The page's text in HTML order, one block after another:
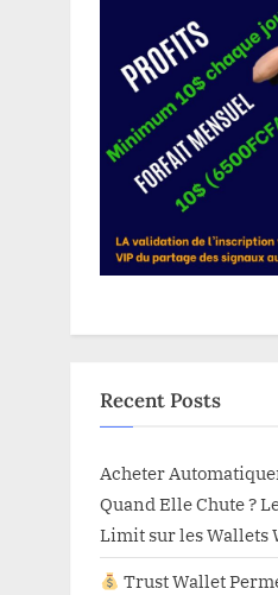
Recent Posts
Acheter
Quand Elle Chute ?
Limit sur les Wallets
Trust Wallet